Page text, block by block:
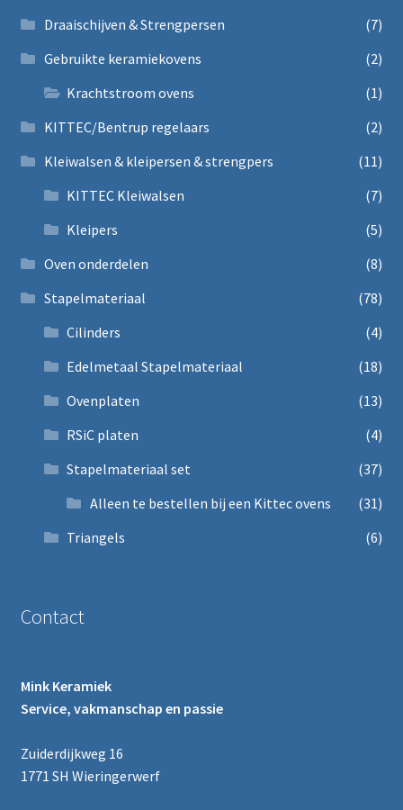
Draaischijven & Strengpersen
(7)
Gebruikte keramiekovens
(2)
Krachtstroom ovens
(1)
KITTEC/Bentrup regelaars
(2)
Kleiwalsen & kleipersen & strengpers
(11)
KITTEC Kleiwalsen
(7)
Kleipers
(5)
Oven onderdelen
(8)
Stapelmateriaal
(78)
Cilinders
(4)
Edelmetaal Stapelmateriaal
(18)
Ovenplaten
(13)
RSiC platen
(4)
Stapelmateriaal set
(37)
Alleen te bestellen bij een Kittec ovens
(31)
Triangels
(6)
Contact
Mink Keramiek
Service, vakmanschap en passie
Zuiderdijkweg 16
1771 SH Wieringerwerf